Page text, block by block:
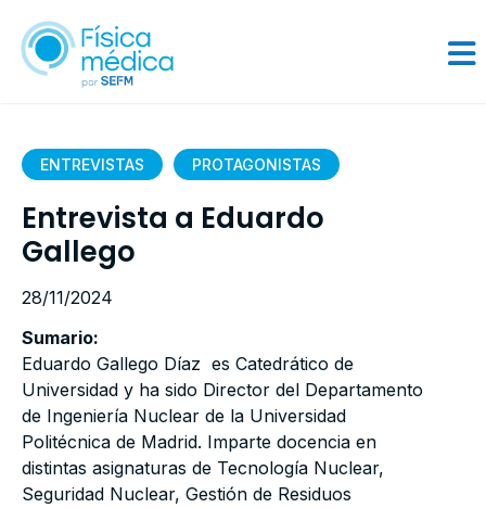
ENTREVISTAS PROTAGONISTAS
Entrevista a Eduardo
Gallego
28/11/2024
Sumario:
Eduardo Gallego Díaz es Catedrático de
Universidad y ha sido Director del Departamento
de Ingeniería Nuclear de la Universidad
Politécnica de Madrid. Imparte docencia en
distintas asignaturas de Tecnología Nuclear,
Seguridad Nuclear, Gestión de Residuos